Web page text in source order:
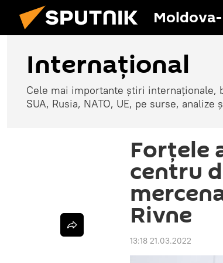
Internaţional
Cele mai importante știri internaționale,
SUA, Rusia, NATO, UE, pe surse, analize
Forțele
centru
Rivne
13:18 21.03.2022